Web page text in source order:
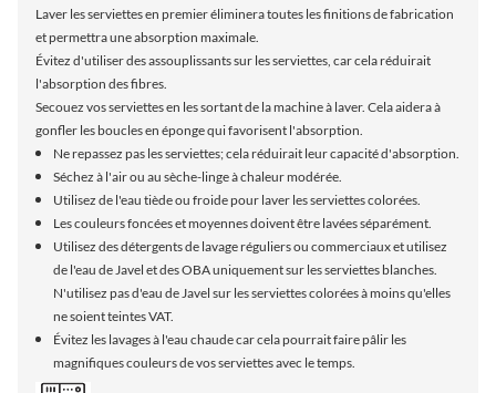
Laver les serviettes en premier éliminera toutes les finitions de fabrication
et permettra une absorption maximale.
Évitez d'utiliser des assouplissants sur les serviettes, car cela réduirait
l'absorption des fibres.
Secouez vos serviettes en les sortant de la machine à laver. Cela aidera à
gonfler les boucles en éponge qui favorisent l'absorption.
Ne repassez pas les serviettes; cela réduirait leur capacité d'absorption.
Séchez à l'air ou au sèche-linge à chaleur modérée.
Utilisez de l'eau tiède ou froide pour laver les serviettes colorées.
Les couleurs foncées et moyennes doivent être lavées séparément.
Utilisez des détergents de lavage réguliers ou commerciaux et utilisez
de l'eau de Javel et des OBA uniquement sur les serviettes blanches.
N'utilisez pas d'eau de Javel sur les serviettes colorées à moins qu'elles
ne soient teintes VAT.
Évitez les lavages à l'eau chaude car cela pourrait faire pâlir les
magnifiques couleurs de vos serviettes avec le temps.